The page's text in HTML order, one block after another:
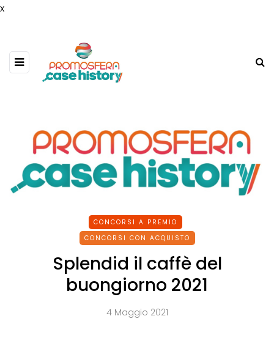
x
CONCORSI A PREMIO
CONCORSI CON ACQUISTO
Splendid il caffè del
buongiorno 2021
4 Maggio 2021